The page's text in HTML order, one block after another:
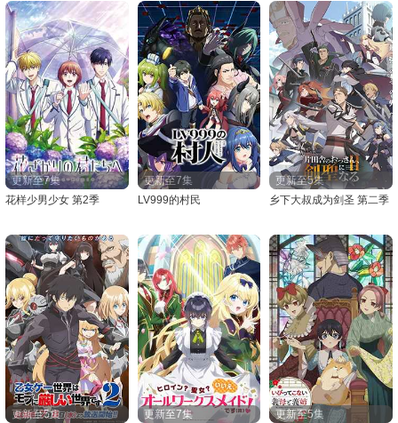
更新至7集
花样少男少女 第2季
更新至7集
LV999的村民
更新至5集
乡下大叔成为剑圣 第二季
更新至5集 更新至7集 更新至5集